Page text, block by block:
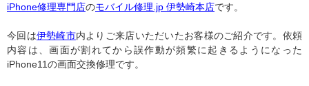
iPhone修理専門店のモバイル修理.jp 伊勢崎本店です。
今回は伊勢崎市内よりご来店いただいたお客様のご紹介です。依頼
内容は、画面が割れてから誤作動が頻繁に起きるようになった
iPhone11の画面交換修理です。